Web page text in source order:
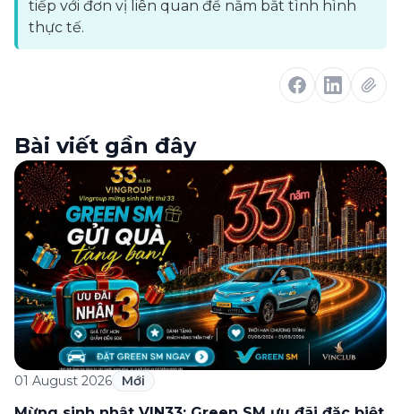
tiếp với đơn vị liên quan để nắm bắt tình hình
thực tế.
Bài viết gần đây
01 August 2026 Mới